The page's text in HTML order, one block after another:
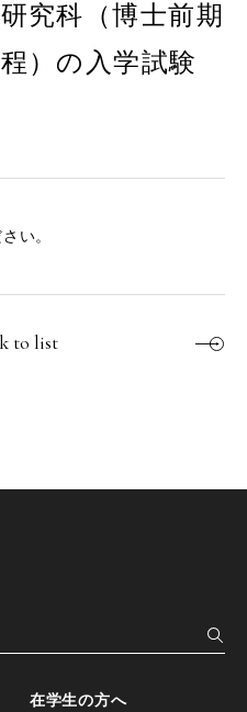
究科（博士前期
）の入学試験
い。
to list
在学生の方へ